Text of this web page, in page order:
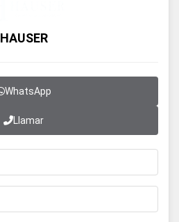
HAUSER
WhatsApp
Llamar